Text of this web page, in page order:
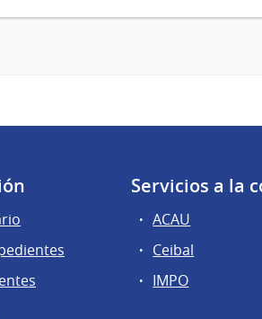
Servicios a la
ACAU
Ceibal
IMPO